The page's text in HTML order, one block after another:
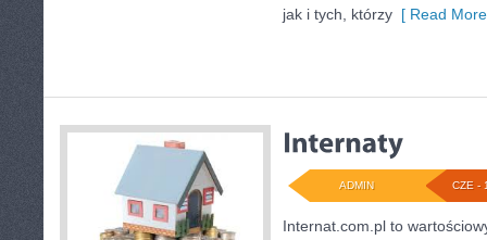
jak i tych, którzy [ Read
CZE -
ADMIN
Internat.com.pl to